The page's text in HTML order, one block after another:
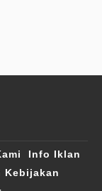
Info Iklan
Kebijakan